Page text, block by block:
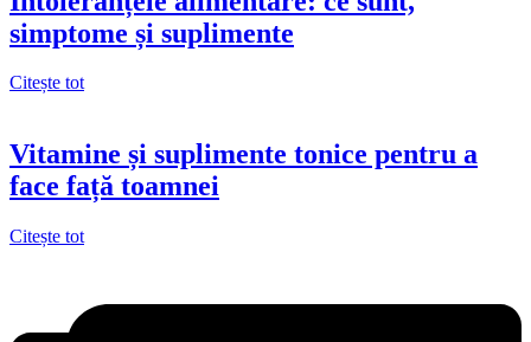
simptome și suplimente
Citește tot
Vitamine și suplimente tonice pentru a
face față toamnei
Citește tot